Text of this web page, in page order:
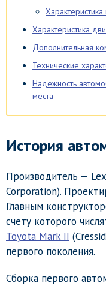
Характеристика
Дополнительная
Технические
Надежность
места
История
Производитель —
Corporation).
Главным
счету которого
Toyota Mark II
первого поколения.
Сборка первого